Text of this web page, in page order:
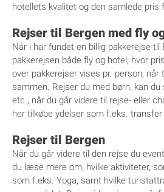
hotellets kvalitet og den samlede pris
Rejser til Bergen med fly
Når i har fundet en billig pakkerejse til
pakkerejsen både fly og hotel, hvor
over pakkerejser vises pr. person, når
sammen. Rejser du med børn, kan du
etc., når du går videre til rejse- eller
her tilkøbe ydelser som f.eks.
Rejser til Bergen
Når du går videre til den rejse du
du læse mere om, hvilke aktiviteter,
som f.eks. Yoga, samt hvilke